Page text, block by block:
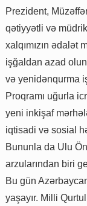
Prezident,
qətiyyətli və
xalqımızın ədalət
işğaldan azad
və yenidənqurma
Proqramı uğurla
yeni inkişaf
iqtisadi və sosial
Bununla da Ulu
arzularından biri
Bu gün
yaşayır. Milli